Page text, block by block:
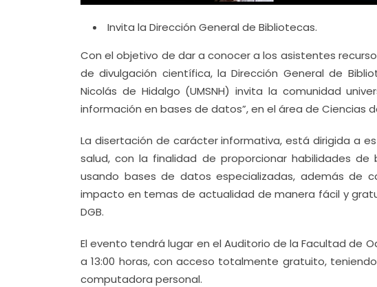
Invita la Dirección General de Bibliotecas.
Con el objetivo de dar a conocer a los asistentes
de divulgación científica, la Dirección General de
Nicolás de Hidalgo (UMSNH) invita la comunidad
información en bases de datos”, en el área de Ciencias
La disertación de carácter informativa, está dirigida a
salud, con la finalidad de proporcionar habilidades
usando bases de datos especializadas, además de
impacto en temas de actualidad de manera fácil y
DGB.
El evento tendrá lugar en el Auditorio de la Facultad de
a 13:00 horas, con acceso totalmente gratuito,
computadora personal.